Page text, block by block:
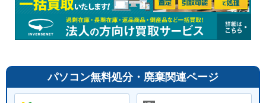
パソコン無料処分・廃棄関連ページ